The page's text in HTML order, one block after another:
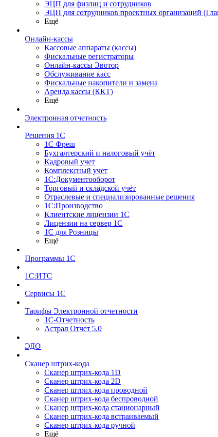
ЭЦП для физлиц и сотрудников
ЭЦП для сотрудников проектных организаций
Ещё
Онлайн-кассы
Кассовые аппараты (кассы)
Фискальные регистраторы
Онлайн-кассы Эвотор
Обслуживание касс
Фискальные накопители и замена
Аренда кассы (ККТ)
Ещё
Электронная отчетность
Решения 1С
1С Фреш
Бухгалтерский и налоговый учёт
Кадровый учет
Комплексный учет
1С:Документооборот
Торговый и складской учёт
Отраслевые и специализированные решения
1С:Производство
Клиентские лицензии 1С
Лицензии на сервер 1С
1С для Розницы
Ещё
Программы 1С
1С:ИТС
Сервисы 1С
Тарифы Электронной отчетности
1С-Отчетность
Астрал Отчет 5.0
ЭДО
Сканер штрих-кода
Сканер штрих-кода 1D
Сканер штрих-кода 2D
Сканер штрих-кода проводной
Сканер штрих-кода беспроводной
Сканер штрих-кода стационарный
Сканер штрих-кода встраиваемый
Сканер штрих-кода ручной
Ещё